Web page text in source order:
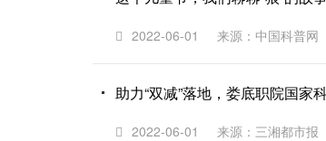
2022-06-01 来源：中国科普网
助力“双减”落地，娄底职院国家
2022-06-01 来源：三湘都市报